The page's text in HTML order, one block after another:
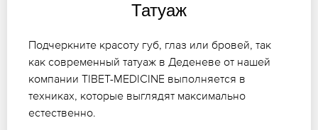
Татуаж
Подчеркните красоту губ, глаз или бровей, так
как современный татуаж в Деденеве от нашей
компании TIBET-MEDICINE выполняется в
техниках, которые выглядят максимально
естественно.